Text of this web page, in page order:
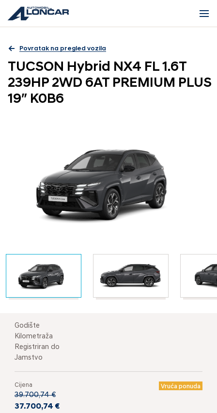
Povratak na pregled vozila
TUCSON Hybrid NX4 FL 1.6T
239HP 2WD 6AT PREMIUM PLUS
19″ K0B6
Godište
Kilometraža
Registriran do
Jamstvo
Cijena Vruća ponuda
39.700,74 €
37.700,74 €